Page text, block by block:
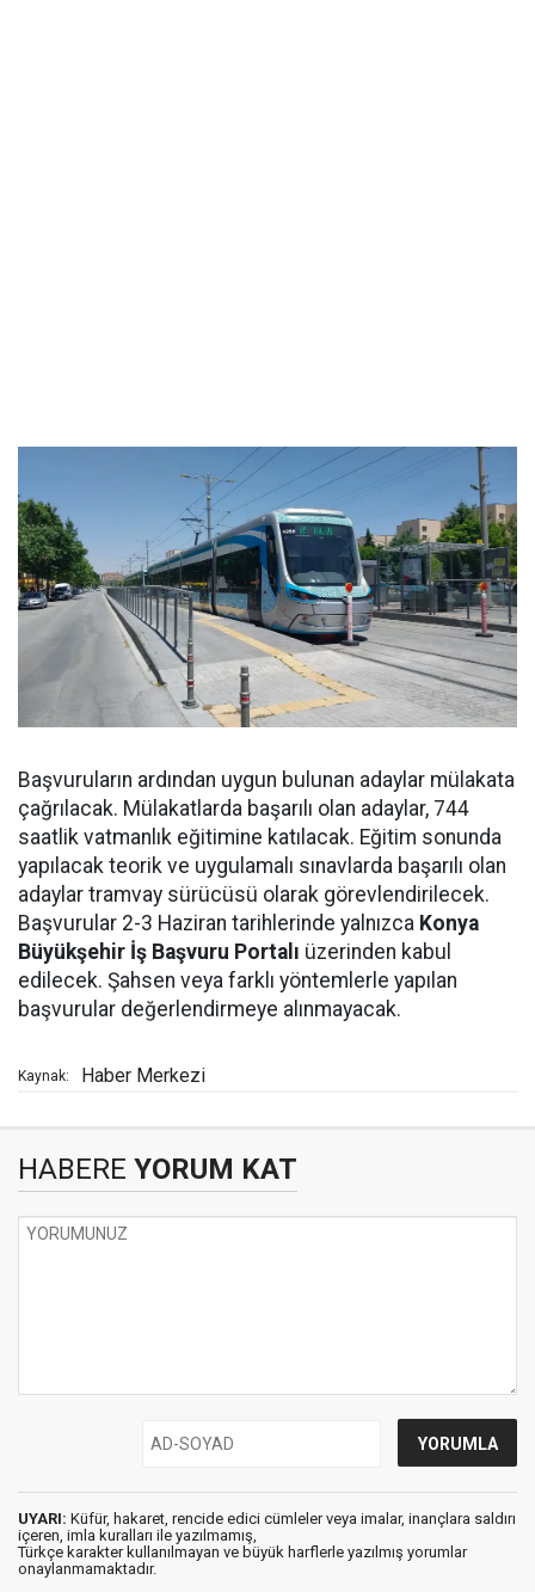
Başvuruların ardından uygun bulunan adaylar mülakata
çağrılacak. Mülakatlarda başarılı olan adaylar, 744
saatlik vatmanlık eğitimine katılacak. Eğitim sonunda
yapılacak teorik ve uygulamalı sınavlarda başarılı olan
adaylar tramvay sürücüsü olarak görevlendirilecek.
Başvurular 2-3 Haziran tarihlerinde yalnızca Konya
Büyükşehir İş Başvuru Portalı üzerinden kabul
edilecek. Şahsen veya farklı yöntemlerle yapılan
başvurular değerlendirmeye alınmayacak.
Kaynak: Haber Merkezi
HABERE YORUM KAT
UYARI: Küfür, hakaret, rencide edici cümleler veya imalar, inançlara saldırı
içeren, imla kuralları ile yazılmamış,
Türkçe karakter kullanılmayan ve büyük harflerle yazılmış yorumlar
onaylanmamaktadır.